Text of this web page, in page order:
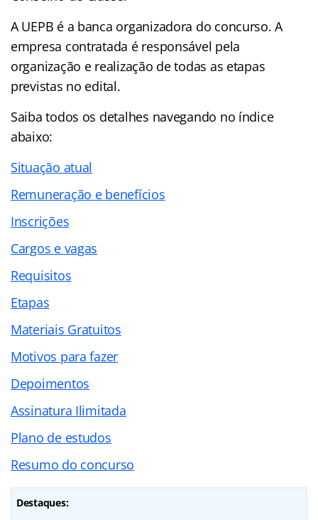
A UEPB é a banca organizadora do concurso. A
empresa contratada é responsável pela
organização e realização de todas as etapas
previstas no edital.
Saiba todos os detalhes navegando no índice
abaixo:
Situação atual
Remuneração e benefícios
Inscrições
Cargos e vagas
Requisitos
Etapas
Materiais Gratuitos
Motivos para fazer
Depoimentos
Assinatura Ilimitada
Plano de estudos
Resumo do concurso
Destaques: